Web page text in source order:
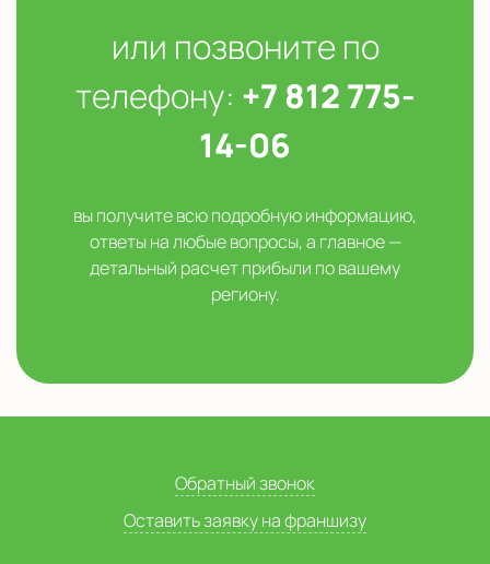
или позвоните по
телефону: +7 812 775-
14-06
вы получите всю подробную информацию,
ответы на любые вопросы, а главное —
детальный расчет прибыли по вашему
региону.
Обратный звонок
Оставить заявку на франшизу